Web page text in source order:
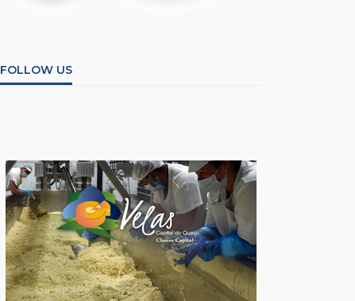
FOLLOW US